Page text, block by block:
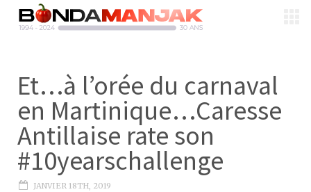
Et…à l’orée du carnaval
en Martinique…Caresse
Antillaise rate son
#10yearschallenge
JANVIER 18TH, 2019